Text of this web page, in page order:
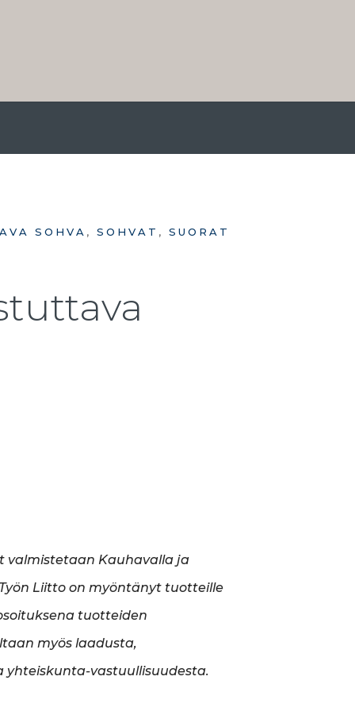
SOHVA , SOHVAT , SUORAT
valmistetaan Kauhavalla ja
Liitto on myöntänyt tuotteille
tuotteiden
myös laadusta,
yhteiskunta-vastuullisuudesta.